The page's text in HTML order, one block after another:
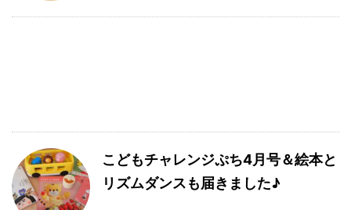
こどもチャレンジぷち4月号＆絵本と
リズムダンスも届きました♪